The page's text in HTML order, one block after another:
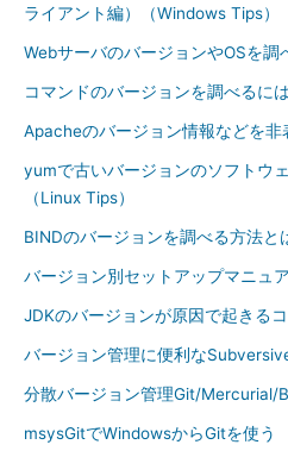
ライアント編）（Windows Tips）
WebサーバのバージョンやOSを調
コマンドのバージョンを調べるに
Apacheのバージョン情報などを非
yumで古いバージョンのソフトウ
（Linux Tips）
BINDのバージョンを調べる方法と
バージョン別セットアップマニュ
JDKのバージョンが原因で起きる
バージョン管理に便利な
分散バージョン管理Git/Mercurial/
msysGitでWindowsからGitを使う